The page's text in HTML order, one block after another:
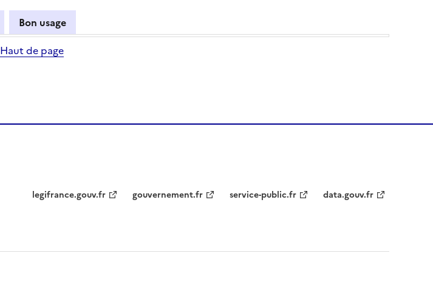
Bon usage
Haut de page
legifrance.gouv.fr gouvernement.fr service-public.fr data.gouv.fr